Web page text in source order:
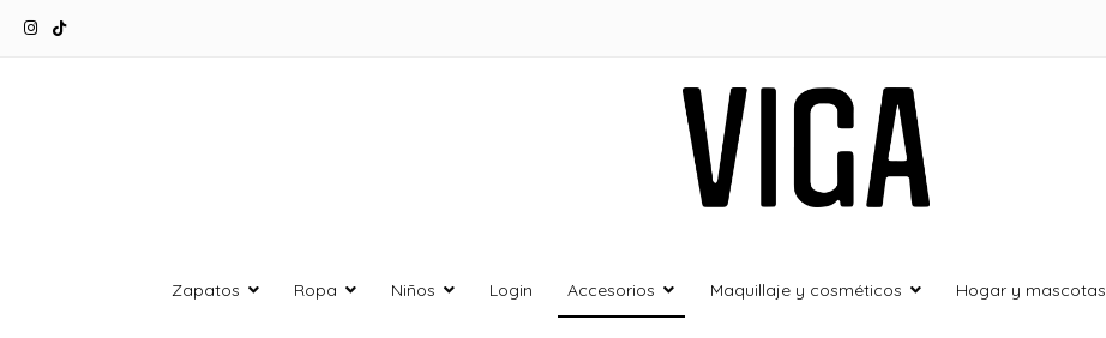
Zapatos Ropa Niños Login Accesorios Maquillaje y cosméticos Hogar y mascotas